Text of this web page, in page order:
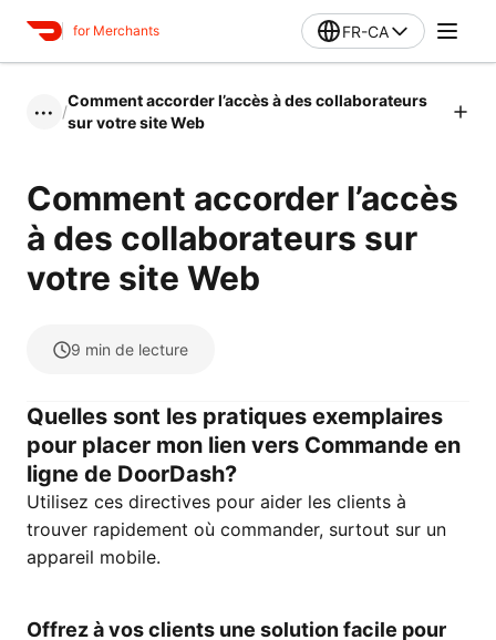
for Merchants FR-CA
••• /
Comment accorder l’accès à des collaborateurs
sur votre site Web
Comment accorder l’accès
à des collaborateurs sur
votre site Web
9 min de lecture
Quelles sont les pratiques exemplaires
pour placer mon lien vers Commande en
ligne de DoorDash?
Utilisez ces directives pour aider les clients à
trouver rapidement où commander, surtout sur un
appareil mobile.
Offrez à vos clients une solution facile pour